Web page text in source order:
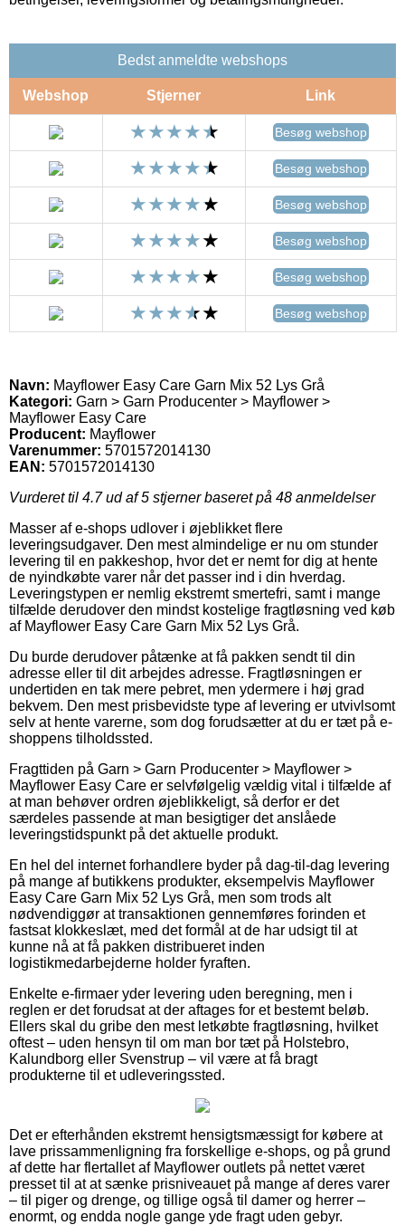
Bedst anmeldte webshops
Webshop Stjerner Link
Besøg webshop
Besøg webshop
Besøg webshop
Besøg webshop
Besøg webshop
Besøg webshop
Navn: Mayflower Easy Care Garn Mix 52 Lys Grå
Kategori: Garn > Garn Producenter > Mayflower >
Mayflower Easy Care
Producent: Mayflower
Varenummer: 5701572014130
EAN: 5701572014130
Vurderet til 4.7ud af 5 stjerner baseret på 48 anmeldelser
Masser af e-shops udlover i øjeblikket flere
leveringsudgaver. Den mest almindelige er nu om stunder
levering til en pakkeshop, hvor det er nemt for dig at hente
de nyindkøbte varer når det passer ind i din hverdag.
Leveringstypen er nemlig ekstremt smertefri, samt i mange
tilfælde derudover den mindst kostelige fragtløsning ved køb
af Mayflower Easy Care Garn Mix 52 Lys Grå.
Du burde derudover påtænke at få pakken sendt til din
adresse eller til dit arbejdes adresse. Fragtløsningen er
undertiden en tak mere pebret, men ydermere i høj grad
bekvem. Den mest prisbevidste type af levering er utvivlsomt
selv at hente varerne, som dog forudsætter at du er tæt på e-
shoppens tilholdssted.
Fragttiden på Garn > Garn Producenter > Mayflower >
Mayflower Easy Care er selvfølgelig vældig vital i tilfælde af
at man behøver ordren øjeblikkeligt, så derfor er det
særdeles passende at man besigtiger det anslåede
leveringstidspunkt på det aktuelle produkt.
En hel del internet forhandlere byder på dag-til-dag levering
på mange af butikkens produkter, eksempelvis Mayflower
Easy Care Garn Mix 52 Lys Grå, men som trods alt
nødvendiggør at transaktionen gennemføres forinden et
fastsat klokkeslæt, med det formål at de har udsigt til at
kunne nå at få pakken distribueret inden
logistikmedarbejderne holder fyraften.
Enkelte e-firmaer yder levering uden beregning, men i
reglen er det forudsat at der aftages for et bestemt beløb.
Ellers skal du gribe den mest letkøbte fragtløsning, hvilket
oftest – uden hensyn til om man bor tæt på Holstebro,
Kalundborg eller Svenstrup – vil være at få bragt
produkterne til et udleveringssted.
Det er efterhånden ekstremt hensigtsmæssigt for købere at
lave prissammenligning fra forskellige e-shops, og på grund
af dette har flertallet af Mayflower outlets på nettet været
presset til at at sænke prisniveauet på mange af deres varer
– til piger og drenge, og tillige også til damer og herrer –
enormt, og endda nogle gange yde fragt uden gebyr.